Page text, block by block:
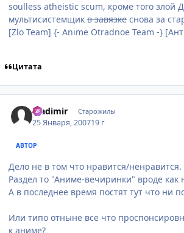
soulless atheistic scum, кроме того злой
мультисистемщик в завязке снова за
[Zlo Team] {- Anime Otradnoe Team -}
Цитата
Vladimir Старожилы
25 Января, 200719 г
АВТОР
Дело не в том что нравится/ненравится.
Раздел то "Аниме-вечиринки" вроде как
А в последнее время постят тут что ни
Или типо отныне все что
к аниме?